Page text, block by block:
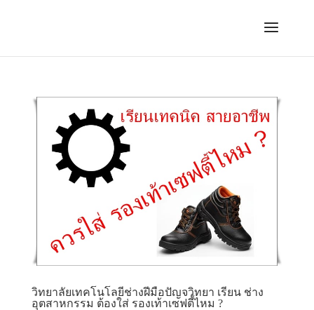
วิทยาลัยเทคโนโลยีช่างฝีมือปัญจวิทยา เรียน ช่าง
อุตสาหกรรม ต้องใส่ รองเท้าเซฟตี้ไหม ?